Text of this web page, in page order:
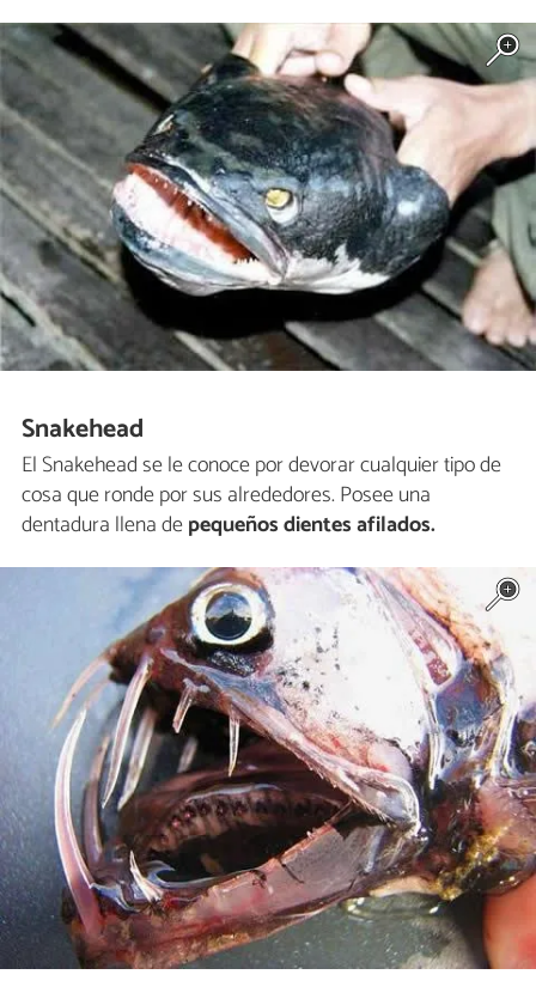
Snakehead
El Snakehead se le conoce por devorar cualquier tipo de
cosa que ronde por sus alrededores. Posee una
dentadura llena depequeños dientes afilados.